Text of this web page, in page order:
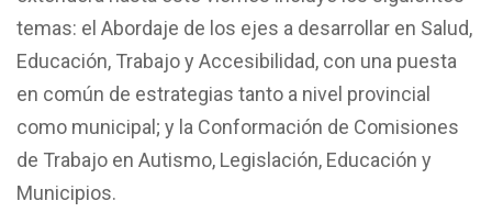
temas: el Abordaje de los ejes a desarrollar en Salud,
Educación, Trabajo y Accesibilidad, con una puesta
en común de estrategias tanto a nivel provincial
como municipal; y la Conformación de Comisiones
de Trabajo en Autismo, Legislación, Educación y
Municipios.